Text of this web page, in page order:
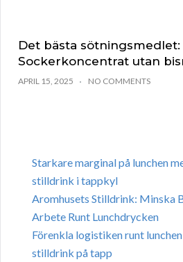
Det bästa sötningsmedlet:
Sockerkoncentrat utan
APRIL 15, 2025 NO COMMENTS
Starkare marginal på lunchen
stilldrink i tappkyl
Aromhusets Stilldrink: Minska
Arbete Runt Lunchdrycken
Förenkla logistiken runt
stilldrink på tapp